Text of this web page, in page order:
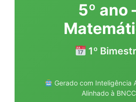
5º ano
1º
Gerado com Inteligência
Alinhado à BNCC